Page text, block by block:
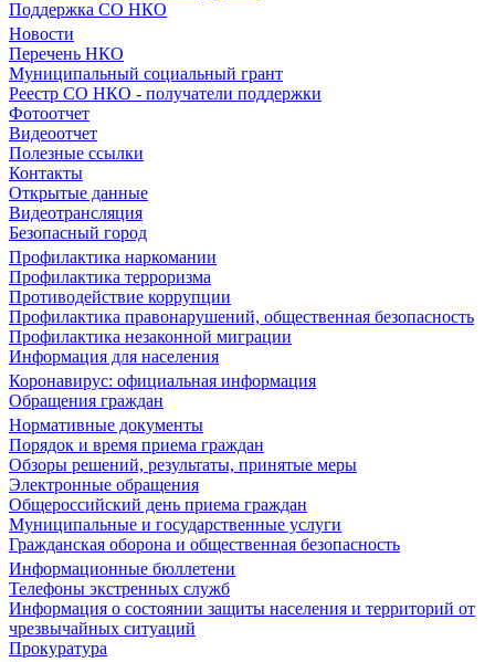
Поддержка СО НКО
Новости
Перечень НКО
Муниципальный социальный грант
Реестр СО НКО - получатели поддержки
Фотоотчет
Видеоотчет
Полезные ссылки
Контакты
Открытые данные
Видеотрансляция
Безопасный город
Профилактика наркомании
Профилактика терроризма
Противодействие коррупции
Профилактика правонарушений, общественная безопасность
Профилактика незаконной миграции
Информация для населения
Коронавирус: официальная информация
Обращения граждан
Нормативные документы
Порядок и время приема граждан
Обзоры решений, результаты, принятые меры
Электронные обращения
Общероссийский день приема граждан
Муниципальные и государственные услуги
Гражданская оборона и общественная безопасность
Информационные бюллетени
Телефоны экстренных служб
Информация о состоянии защиты населения и территорий от
чрезвычайных ситуаций
Прокуратура